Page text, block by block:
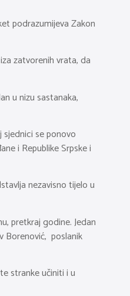
podrazumijeva Zakon
zatvorenih vrata, da
u nizu sastanaka,
se ponovo
i Republike Srpske i
nezavisno tijelo u
pretkraj godine. Jedan
Borenović, poslanik
stranke učiniti i u